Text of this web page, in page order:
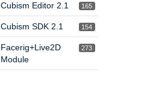
165
Cubism Editor 2.1
154
Cubism SDK 2.1
273
Facerig+Live2D
Module